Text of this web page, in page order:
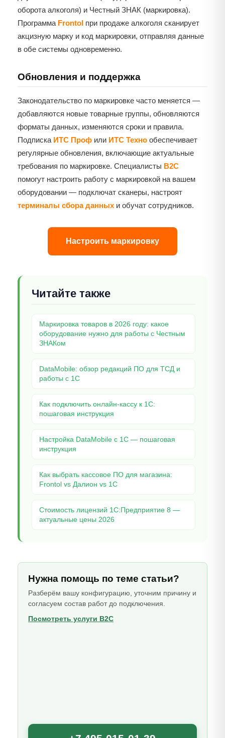
оборота алкоголя) и Честный ЗНАК (маркировка).
Программа Frontol при продаже алкоголя сканирует
акцизную марку и код маркировки, отправляя данные
в обе системы одновременно.
Обновления и поддержка
Законодательство по маркировке часто меняется —
добавляются новые товарные группы, обновляются
форматы данных, изменяются сроки и правила.
Подписка ИТС Проф или ИТС Техно обеспечивает
регулярные обновления, включающие актуальные
требования по маркировке. Специалисты B2C
помогут настроить работу с маркировкой на вашем
оборудовании — подключат сканеры, настроят
терминалы сбора данных и обучат сотрудников.
Настроить маркировку
Читайте также
Маркировка товаров в 2026 году: какое
оборудование нужно для работы с Честным
ЗНАКом
DataMobile: обзор редакций ПО для ТСД и
работы с 1С
Как подключить онлайн-кассу к 1С:
пошаговая инструкция
Настройка DataMobile с 1С — пошаговая
инструкция
Как выбрать кассовое ПО для магазина:
Frontol vs Далион vs 1С
Стоимость лицензий 1С:Предприятие 8 —
актуальные цены 2026
Нужна помощь по теме статьи?
Разберём вашу конфигурацию, уточним причину и
согласуем состав работ до подключения.
Посмотреть услуги B2C